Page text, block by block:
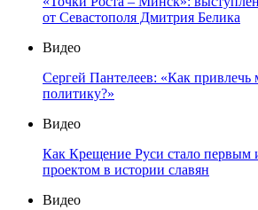
от Севастополя Дмитрия Белика
Видео
Сергей Пантелеев: «Как привлечь
политику?»
Видео
Как Крещение Руси стало первым
проектом в истории славян
Видео